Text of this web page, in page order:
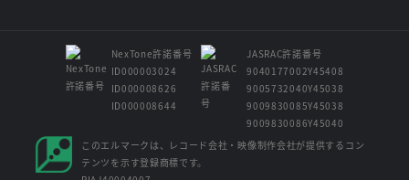
NexTone許諾番号
ID000003024
ID000008626
ID000008644
JASRAC許諾番号
9040177002Y45408
9005732040Y45038
9009830085Y45038
9009830086Y45040
このエルマークは、レコード会社・映像制作会社が提供するコン
テンツを示す登録商標です。